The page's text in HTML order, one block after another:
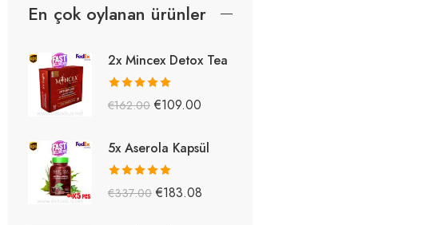
En çok oylanan ürünler
2x Mincex Detox Tea
5 üzerinden
€162.00 €109.00
5x Aserola Kapsül
5 üzerinden
€337.00 €183.08